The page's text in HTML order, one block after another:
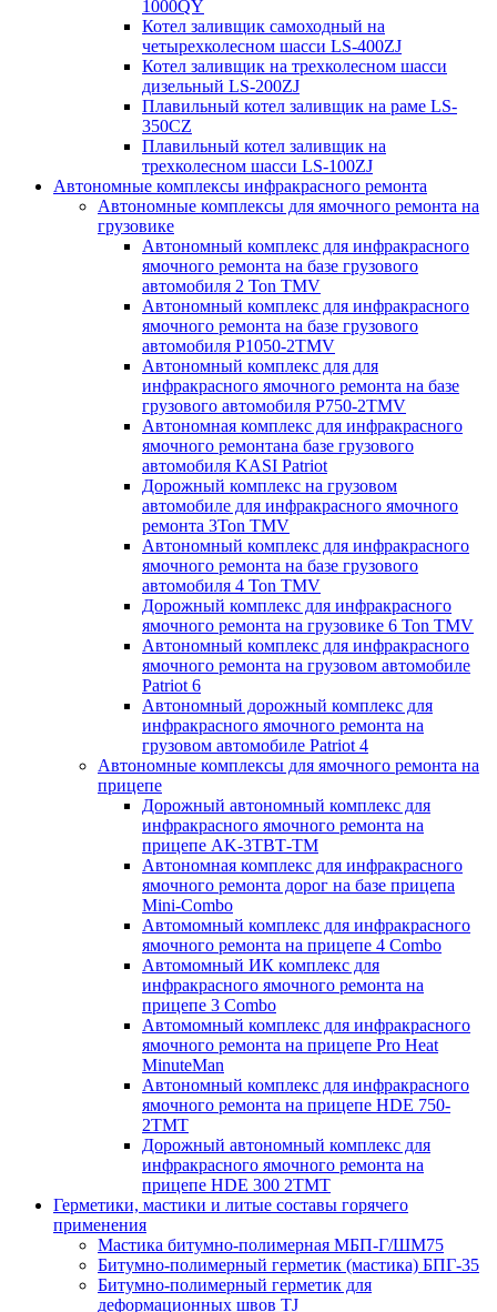
1000QY
Котел заливщик самоходный на
четырехколесном шасси LS-400ZJ
Котел заливщик на трехколесном шасси
дизельный LS-200ZJ
Плавильный котел заливщик на раме LS-
350CZ
Плавильный котел заливщик на
трехколесном шасси LS-100ZJ
Автономные комплексы инфракрасного ремонта
Автономные комплексы для ямочного ремонта на
грузовике
Автономный комплекс для инфракрасного
ямочного ремонта на базе грузового
автомобиля 2 Ton TMV
Автономный комплекс для инфракрасного
ямочного ремонта на базе грузового
автомобиля P1050-2TMV
Автономный комплекс для для
инфракрасного ямочного ремонта на базе
грузового автомобиля P750-2TMV
Автономная комплекс для инфракрасного
ямочного ремонтана базе грузового
автомобиля KASI Patriot
Дорожный комплекс на грузовом
автомобиле для инфракрасного ямочного
ремонта 3Ton TMV
Автономный комплекс для инфракрасного
ямочного ремонта на базе грузового
автомобиля 4 Ton TMV
Дорожный комплекс для инфракрасного
ямочного ремонта на грузовике 6 Ton TMV
Автономный комплекс для инфракрасного
ямочного ремонта на грузовом автомобиле
Patriot 6
Автономный дорожный комплекс для
инфракрасного ямочного ремонта на
грузовом автомобиле Patriot 4
Автономные комплексы для ямочного ремонта на
прицепе
Дорожный автономный комплекс для
инфракрасного ямочного ремонта на
прицепе AK-3ТВТ-ТМ
Автономная комплекс для инфракрасного
ямочного ремонта дорог на базе прицепа
Mini-Combo
Автомомный комплекс для инфракрасного
ямочного ремонта на прицепе 4 Combo
Автомомный ИК комплекс для
инфракрасного ямочного ремонта на
прицепе 3 Combo
Автомомный комплекс для инфракрасного
ямочного ремонта на прицепе Pro Heat
MinuteMan
Автономный комплекс для инфракрасного
ямочного ремонта на прицепе HDE 750-
2TMT
Дорожный автономный комплекс для
инфракрасного ямочного ремонта на
прицепе HDE 300 2TMT
Герметики, мастики и литые составы горячего
применения
Мастика битумно-полимерная МБП-Г/ШМ75
Битумно-полимерный герметик (мастика) БПГ-35
Битумно-полимерный герметик для
деформационных швов TJ